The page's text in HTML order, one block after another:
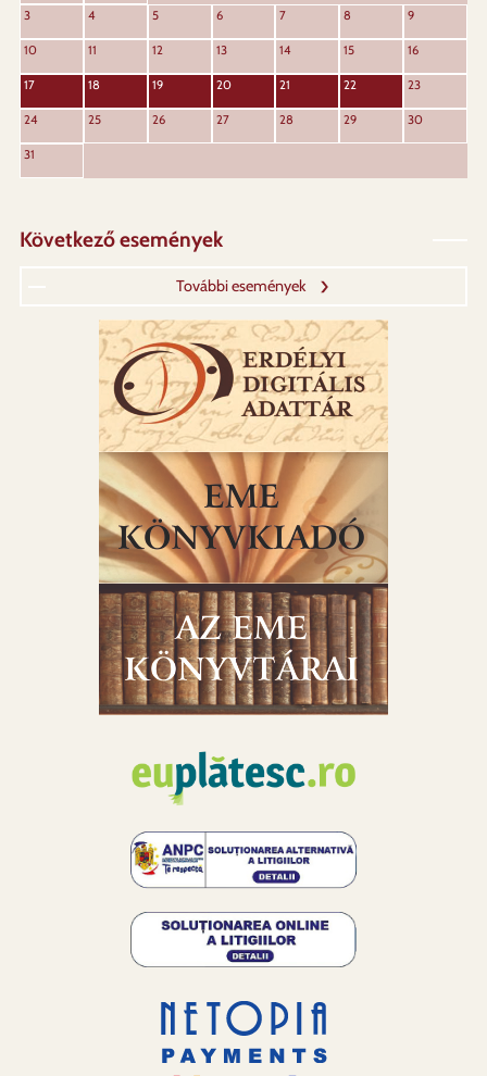
3 4 5 6 7 8 9
10 11 12 13 14 15 16
17 18 19 20 21 22 23
24 25 26 27 28 29 30
31
Következő események
További események